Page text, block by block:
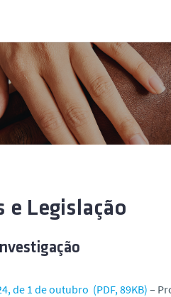
e Legislação
de 1 de outubro (PDF, 89KB) –